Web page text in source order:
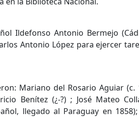
Ildefonso Antonio Bermejo
Antonio López para ejercer
Mariano del Rosario Aguiar (c.
Benítez (¿-?) ; José Mateo
llegado al Paraguay en